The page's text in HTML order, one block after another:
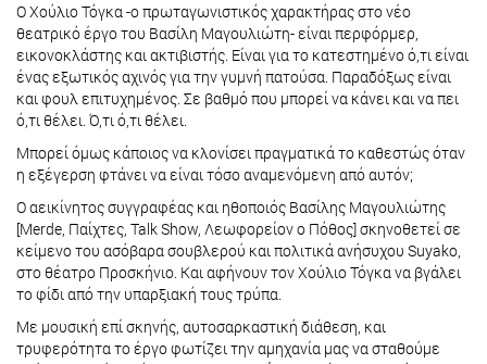
Ο Χούλιο Τόγκα -o πρωταγωνιστικός χαρακτήρας στο νέο
θεατρικό έργο του Βασίλη Μαγουλιώτη- είναι περφόρμερ,
εικονοκλάστης και ακτιβιστής. Είναι για το κατεστημένο ό,τι είναι
ένας εξωτικός αχινός για την γυμνή πατούσα. Παραδόξως είναι
και φουλ επιτυχημένος. Σε βαθμό που μπορεί να κάνει και να πει
ό,τι θέλει. Ό,τι ό,τι θέλει.
Μπορεί όμως κάποιος να κλονίσει πραγματικά το καθεστώς όταν
η εξέγερση φτάνει να είναι τόσο αναμενόμενη από αυτόν;
Ο αεικίνητος συγγραφέας και ηθοποιός Βασίλης Μαγουλιώτης
[Merde, Παίχτες, Talk Show, Λεωφορείον ο Πόθος] σκηνοθετεί σε
κείμενο του ασόβαρα σουβλερού και πολιτικά ανήσυχου Suyako,
στο θέατρο Προσκήνιο. Και αφήνουν τον Χούλιο Τόγκα να βγάλει
το φίδι από την υπαρξιακή τους τρύπα.
Με μουσική επί σκηνής, αυτοσαρκαστική διάθεση, και
τρυφερότητα το έργο φωτίζει την αμηχανία μας να σταθούμε